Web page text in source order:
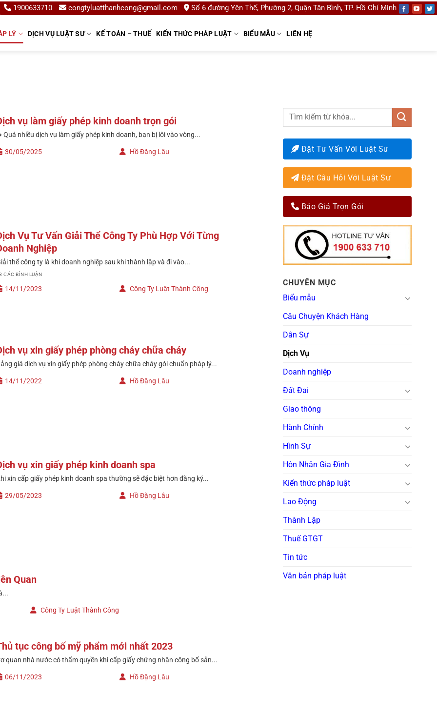
1900633710 congtyluatthanhcong@gmail.com Số 6 đường Yên Thế, Phường 2, Quận Tân Bình, TP. Hồ Chí Minh
LÝ DỊCH VỤ LUẬT SƯ KẾ TOÁN – THUẾ KIẾN THỨC PHÁP LUẬT BIỂU MẪU LIÊN HỆ
vụ làm giấy phép kinh doanh trọn gói
Quá nhiều dịch vụ làm giấy phép kinh doanh, bạn bị lôi vào vòng...
30/05/2025 Hồ Đặng Lâu
Vụ Tư Vấn Giải Thể Công Ty Phù Hợp Với Từng
Nghiệp
thể công ty là khi doanh nghiệp sau khi thành lập và đi vào...
CÁC BÌNH LUẬN
14/11/2023 Công Ty Luật Thành Công
vụ xin giấy phép phòng cháy chữa cháy
giá dịch vụ xin giấy phép phòng cháy chữa cháy gói chuẩn pháp lý...
14/11/2022 Hồ Đặng Lâu
vụ xin giấy phép kinh doanh spa
xin cấp giấy phép kinh doanh spa thường sẽ đặc biệt hơn đăng ký...
29/05/2023 Hồ Đặng Lâu
Quan
Công Ty Luật Thành Công
tục công bố mỹ phẩm mới nhất 2023
quan nhà nước có thẩm quyền khi cấp giấy chứng nhận công bố sản...
06/11/2023 Hồ Đặng Lâu
Đặt Tư Vấn Với Luật Sư
Đặt Câu Hỏi Với Luật Sư
Báo Giá Trọn Gói
CHUYÊN MỤC
Biểu mẫu
Câu Chuyện Khách Hàng
Dân Sự
Dịch Vụ
Doanh nghiệp
Đất Đai
Giao thông
Hành Chính
Hình Sự
Hôn Nhân Gia Đình
Kiến thức pháp luật
Lao Động
Thành Lập
Thuế GTGT
Tin tức
Văn bản pháp luật